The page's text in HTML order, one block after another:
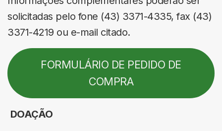
solicitadas pelo fone (43) 3371-4335, fax (43)
3371-4219 ou e-mail citado.
FORMULÁRIO DE PEDIDO DE
COMPRA
DOAÇÃO